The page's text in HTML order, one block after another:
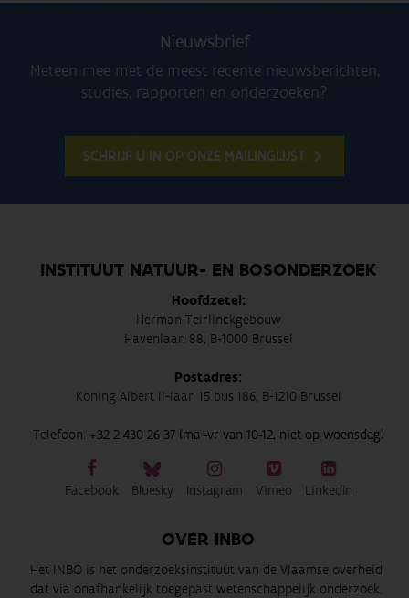
Nieuwsbrief
Meteen mee met de meest recente nieuwsberichten,
studies, rapporten en onderzoeken?
SCHRIJF U IN OP ONZE MAILINGLIJST
INSTITUUT NATUUR- EN BOSONDERZOEK
Hoofdzetel:
Herman Teirlinckgebouw
Havenlaan 88, B-1000 Brussel
Postadres:
Koning Albert II-laan 15 bus 186, B-1210 Brussel
Telefoon: +32 2 430 26 37 (ma -vr van 10-12, niet op woensdag)
Facebook Bluesky Instagram Vimeo LinkedIn
OVER INBO
Het INBO is het onderzoeksinstituut van de Vlaamse overheid
dat via onafhankelijk toegepast wetenschappelijk onderzoek,